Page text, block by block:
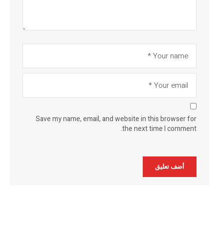
Save my name, email, and website in this browser for
the next time I comment.